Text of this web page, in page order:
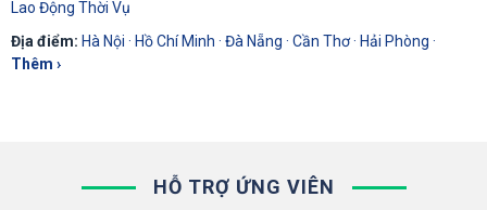
Lao Động Thời Vụ
Địa điểm: Hà Nội · Hồ Chí Minh · Đà Nẵng · Cần Thơ· Hải Phòng ·
Thêm ›
HỖ TRỢ ỨNG VIÊN